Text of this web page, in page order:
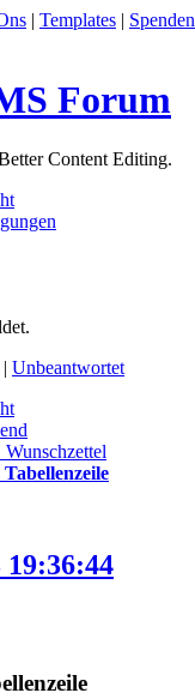
| Templates | Spenden
Forum
Content Editing.
| Unbeantwortet
19:36:44